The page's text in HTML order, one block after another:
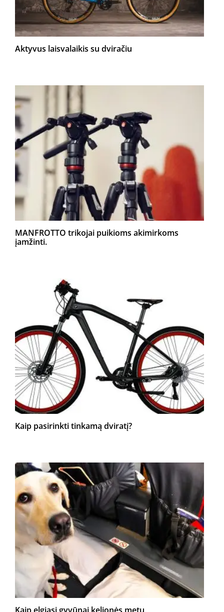
Aktyvus laisvalaikis su dviračiu
MANFROTTO trikojai puikioms akimirkoms
įamžinti.
Kaip pasirinkti tinkamą dviratį?
Kaip elgiasi gyvūnai kelionės metu